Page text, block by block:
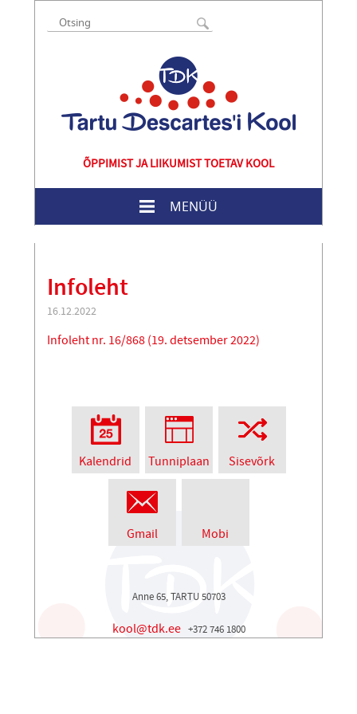
ÕPPIMIST JA LIIKUMIST TOETAV KOOL
MENÜÜ
Infoleht
16.12.2022
Infoleht nr. 16/868 (19. detsember 2022)
Kalendrid Tunniplaan Sisevõrk
Gmail Mobi
Anne 65, TARTU 50703
kool@tdk.ee +372 746 1800